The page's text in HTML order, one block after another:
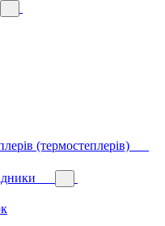
(термостеплерів)